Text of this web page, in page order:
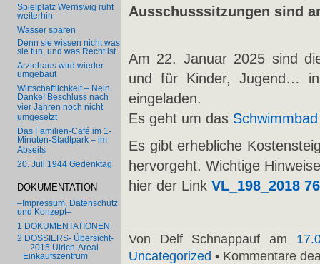
Spielplatz Wernswig ruht
weiterhin
Wasser sparen
Denn sie wissen nicht was
sie tun, und was Recht ist
Ärztehaus wird wieder
umgebaut
Wirtschaftlichkeit – Nein
Danke! Beschluss nach
vier Jahren noch nicht
umgesetzt
Das Familien-Café im 1-
Minuten-Stadtpark – im
Abseits
20. Juli 1944 Gedenktag
DOKUMENTATION
–Impressum, Datenschutz
und Konzept–
1 DOKUMENTATIONEN
2 DOSSIERS- Übersicht-
– 2015 Ulrich-Areal
Einkaufszentrum
Ausschusssitzungen sind
Am 22. Januar 2025 sind
und für Kinder, Jugend…
eingeladen.
Es geht um das
Es gibt erhebliche
hervorgeht. Wichtige
hier der Link VL_198_2018
Von Delf Schnappauf am
Uncategorized • Kommentare